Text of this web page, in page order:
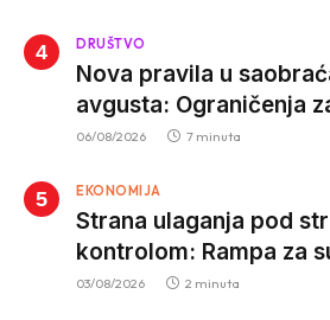
DRUŠTVO
Nova pravila u
avgusta: Ograničenja
trotinetima i mlade
06/08/2026 7 minuta
EKONOMIJA
Strana ulaganja pod
kontrolom: Rampa za
03/08/2026 2 minuta